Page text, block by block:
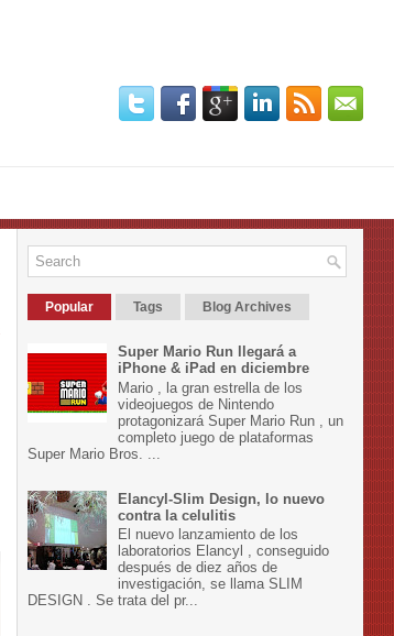
Popular Tags Blog Archives
Super Mario Run llegará a
iPhone & iPad en diciembre
Mario , la gran estrella de los
videojuegos de Nintendo
protagonizará Super Mario Run , un
completo juego de plataformas
Super Mario Bros. ...
Elancyl-Slim Design, lo nuevo
contra la celulitis
El nuevo lanzamiento de los
laboratorios Elancyl , conseguido
después de diez años de
investigación, se llama SLIM
DESIGN . Se trata del pr...